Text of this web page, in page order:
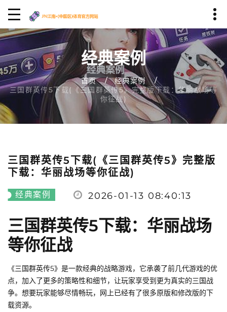
经典案例
首页
经典案例
三国群英传5下载(《三国群英传5》完整版下载：华丽战场等
你征战)
三国群英传5下载(《三国群英传5》完整版
下载：华丽战场等你征战)
经典案例 2026-01-13 08:40:13
三国群英传5下载：华丽战场
等你征战
《三国群英传5》是一款经典的战略游戏，它承袭了前几代游戏的优
点，加入了更多的策略性和细节，让玩家享受到更为真实的三国战
争。想要玩家能够尽情畅玩，网上已经有了很多原版和修改版的下
载资源。